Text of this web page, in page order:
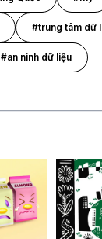
#trung tâm dữ
#an ninh dữ liệu